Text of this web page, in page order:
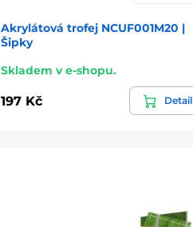
Akrylátová trofej NCUF001M20 |
Šipky
Skladem v e-shopu.
197 Kč Detail